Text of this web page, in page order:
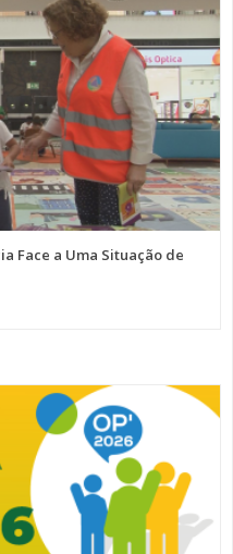
Face a Uma Situação de